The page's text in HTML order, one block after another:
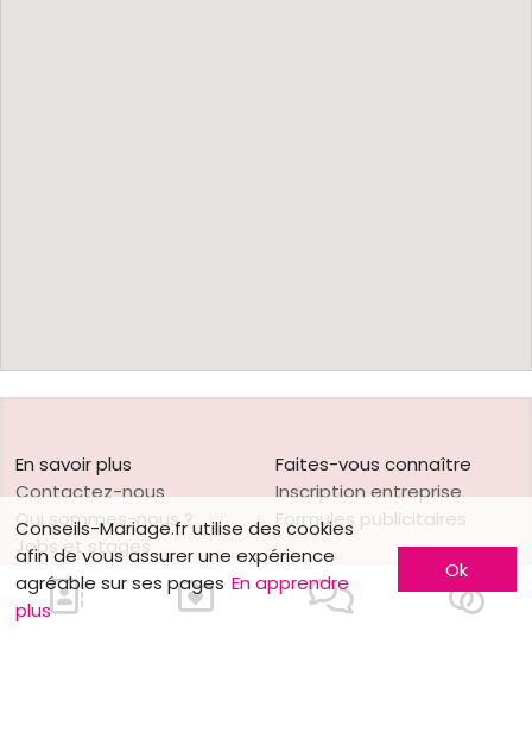
En savoir plus
Contactez-nous
Qui sommes-nous ?
Jobs et stages
Partenaires
Mentions légales
Faites-vous connaître
Inscription entreprise
Formules publicitaires
Conseils-Mariage.fr utilise des cookies
afin de vous assurer une expérience
agréable sur ses pages En apprendre
plus
Ok